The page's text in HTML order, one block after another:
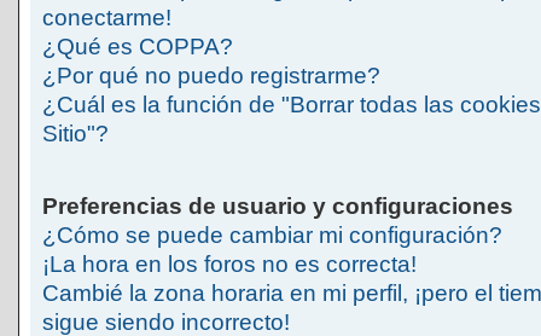
conectarme!
¿Qué es COPPA?
¿Por qué no puedo registrarme?
¿Cuál es la función de "Borrar todas las
Sitio"?
Preferencias de usuario y configuraciones
¿Cómo se puede cambiar mi configuración?
¡La hora en los foros no es correcta!
Cambié la zona horaria en mi perfil, ¡pero el
sigue siendo incorrecto!